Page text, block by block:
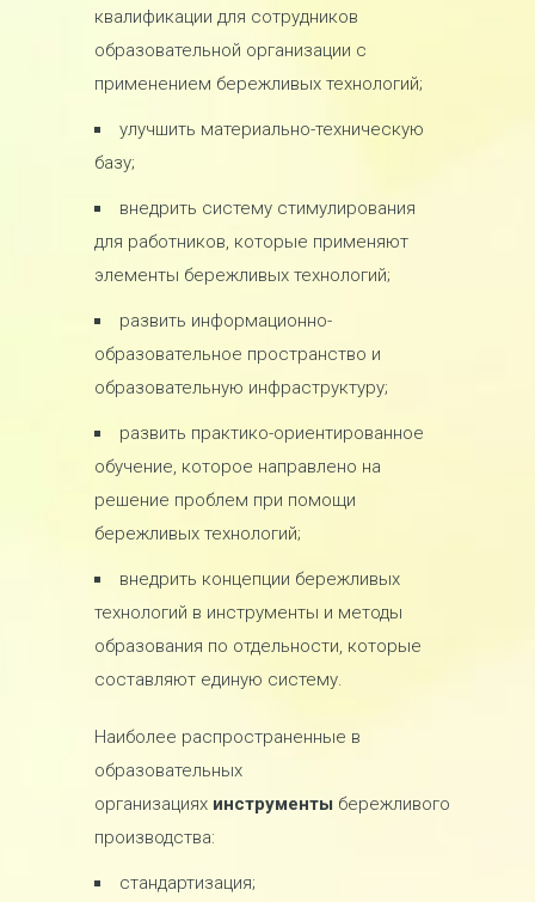
квалификации для сотрудников
образовательной организации с
применением бережливых технологий;
улучшить материально-техническую
базу;
внедрить систему стимулирования
для работников, которые применяют
элементы бережливых технологий;
развить информационно-
образовательное пространство и
образовательную инфраструктуру;
развить практико-ориентированное
обучение, которое направлено на
решение проблем при помощи
бережливых технологий;
внедрить концепции бережливых
технологий в инструменты и методы
образования по отдельности, которые
составляют единую систему.
Наиболее распространенные в
образовательных
организациях инструменты бережливого
производства:
стандартизация;